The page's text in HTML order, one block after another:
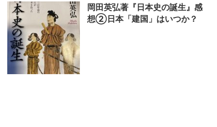
岡田英弘著『日本史の誕生』感
想②日本「建国」はいつか？